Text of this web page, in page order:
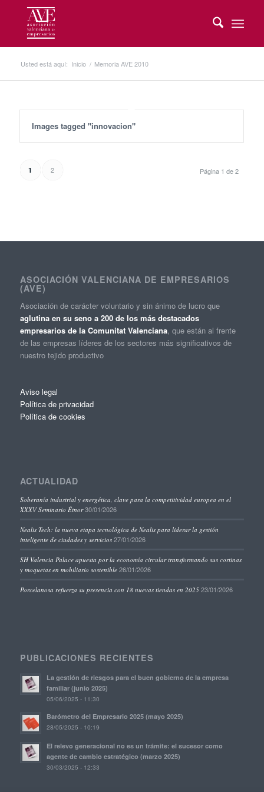
Usted está aquí: Inicio / Memoria AVE 2010
Images tagged "innovacion"
Página 1 de 2
1 2
ASOCIACIÓN VALENCIANA DE EMPRESARIOS
(AVE)
Asociación de carácter voluntario y sin ánimo de lucro que
aglutina en su seno a 200 de los más destacados
empresarios de la Comunitat Valenciana, que están al frente
de las empresas líderes de los sectores más significativos de
nuestro tejido productivo
Aviso legal
Política de privacidad
Política de cookies
ACTUALIDAD
Soberanía industrial y energética, clave para la competitividad europea en el
XXXV Seminario Étnor 30/01/2026
Nealis Tech: la nueva etapa tecnológica de Nealis para liderar la gestión
inteligente de ciudades y servicios 27/01/2026
SH Valencia Palace apuesta por la economía circular transformando sus cortinas
y moquetas en mobiliario sostenible 26/01/2026
Porcelanosa refuerza su presencia con 18 nuevas tiendas en 2025 23/01/2026
PUBLICACIONES RECIENTES
La gestión de riesgos para el buen gobierno de la empresa
familiar (junio 2025)
05/06/2025 - 11:30
Barómetro del Empresario 2025 (mayo 2025)
28/05/2025 - 10:19
El relevo generacional no es un trámite: el sucesor como
agente de cambio estratégico (marzo 2025)
30/03/2025 - 12:33